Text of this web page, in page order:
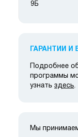
9Б
ГАРАНТИИ И
Подробнее
программы
узнать здесь.
Мы